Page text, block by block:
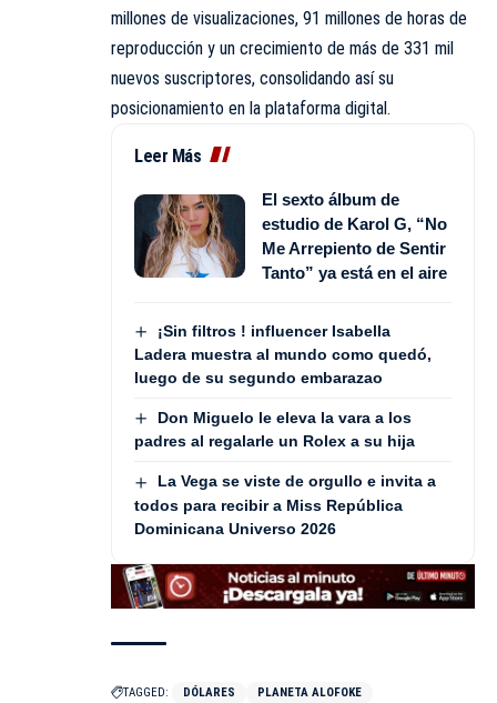
millones de visualizaciones, 91 millones de horas de
reproducción y un crecimiento de más de 331 mil
nuevos suscriptores, consolidando así su
posicionamiento en la plataforma digital.
Leer Más
El sexto álbum de
estudio de Karol G, “No
Me Arrepiento de Sentir
Tanto” ya está en el aire
¡Sin filtros ! influencer Isabella
Ladera muestra al mundo como quedó,
luego de su segundo embarazao
Don Miguelo le eleva la vara a los
padres al regalarle un Rolex a su hija
La Vega se viste de orgullo e invita a
todos para recibir a Miss República
Dominicana Universo 2026
TAGGED: DÓLARES PLANETA ALOFOKE